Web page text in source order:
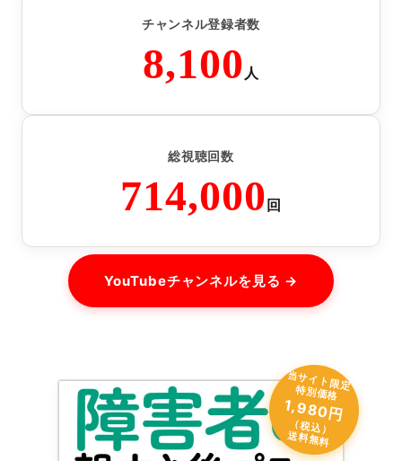
チャンネル登録者数
8,100 人
総視聴回数
714,000 回
YouTubeチャンネルを見る →
当
サ
イ
ト
限
定
特
別
価
格
1,980円
（税込）
送料無料